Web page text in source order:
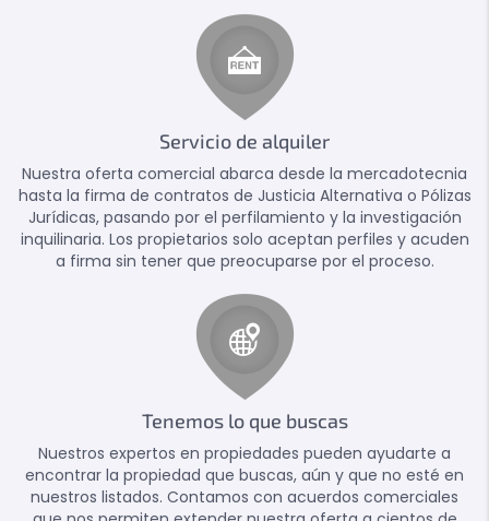
Servicio de alquiler
Nuestra oferta comercial abarca desde la mercadotecnia
hasta la firma de contratos de Justicia Alternativa o Pólizas
Jurídicas, pasando por el perfilamiento y la investigación
inquilinaria. Los propietarios solo aceptan perfiles y acuden
a firma sin tener que preocuparse por el proceso.
Tenemos lo que buscas
Nuestros expertos en propiedades pueden ayudarte a
encontrar la propiedad que buscas, aún y que no esté en
nuestros listados. Contamos con acuerdos comerciales